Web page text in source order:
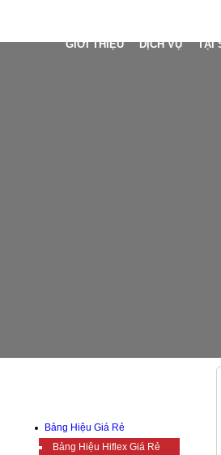
GIỚI THIỆU DỊCH VỤ TẠI
Bảng Hiệu Giá Rẻ
Bảng Hiệu Hiflex Giá Rẻ